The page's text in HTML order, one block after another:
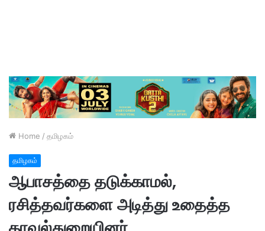
Home / தமிழகம்
தமிழகம்
ஆபாசத்தை தடுக்காமல்,
ரசித்தவர்களை அடித்து உதைத்த